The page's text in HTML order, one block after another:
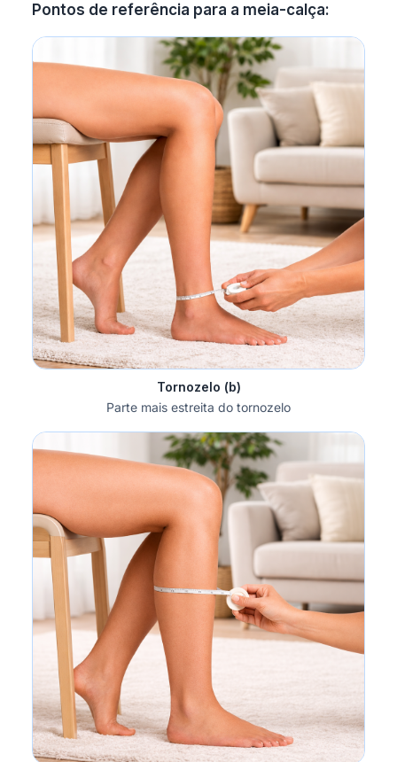
Pontos de referência para a meia-calça:
Tornozelo (b)
Parte mais estreita do tornozelo